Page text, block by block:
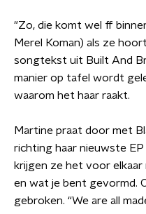
"Zo, die komt wel ff
Merel Koman) als ze
songtekst uit Built And
manier op tafel wordt
waarom het haar raakt.
Martine praat door met
richting haar nieuwste EP
krijgen ze het voor
en wat je bent gevormd.
gebroken. “We are all